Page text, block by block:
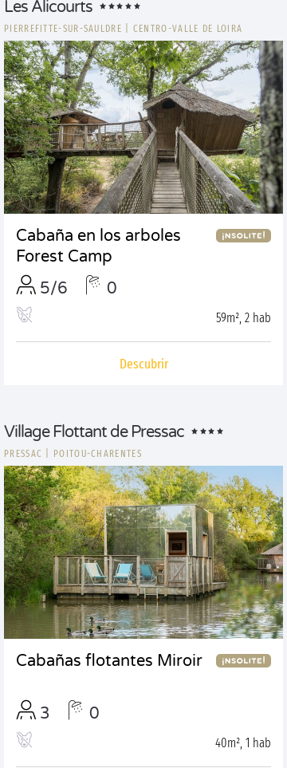
Les Alicourts
PIERREFITTE-SUR-SAULDRE CENTRO-VALLE DE LOIRA
Cabaña en los arboles
Forest Camp
5/6
0
59m², 2 hab
Descubrir
Village Flottant de Pressac
PRESSAC POITOU-CHARENTES
Cabañas flotantes Miroir
3 0
40m², 1 hab